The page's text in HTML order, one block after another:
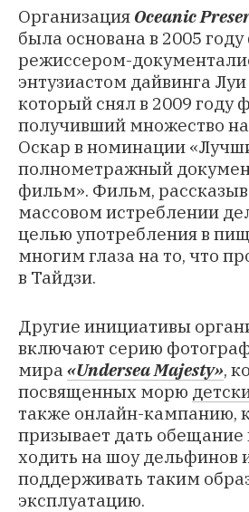
Организация Oceanic
была основана в 2005
режиссером-
энтузиастом дайвинга
который снял в 2009 году
получивший множество
Оскар в номинации
полнометражный
фильм». Фильм,
массовом истреблении
целью употребления в
многим глаза на то, что
в Тайдзи.
Другие инициативы
включают серию
мира «Undersea Majesty»,
посвященных морю
также онлайн-кампанию,
призывает дать обещание
ходить на шоу дельфинов
поддерживать таким
эксплуатацию.